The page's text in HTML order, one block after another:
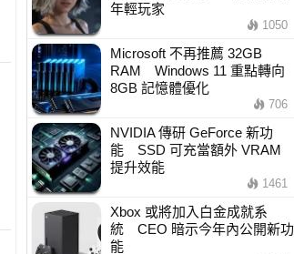
年輕玩家
1050
Microsoft 不再推薦 32GB
RAM Windows 11 重點轉向
8GB 記憶體優化
706
NVIDIA 傳研 GeForce 新功
能 SSD 可充當額外 VRAM
提升效能
1461
Xbox 或將加入白金成就系
統 CEO 暗示今年內公開新功
能